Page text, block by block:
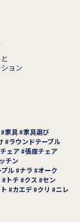
ョン
家具
家具選び
ラウンドテーブル
ェア 張座チェア
チン
ル ナラ
オーク
トチ クス
セン
カエデ クリ
ニレ